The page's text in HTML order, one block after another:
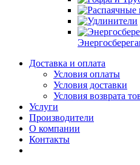
Доставка и оплата
Условия оплаты
Условия доставки
Условия возврата
Услуги
Производители
О компании
Контакты